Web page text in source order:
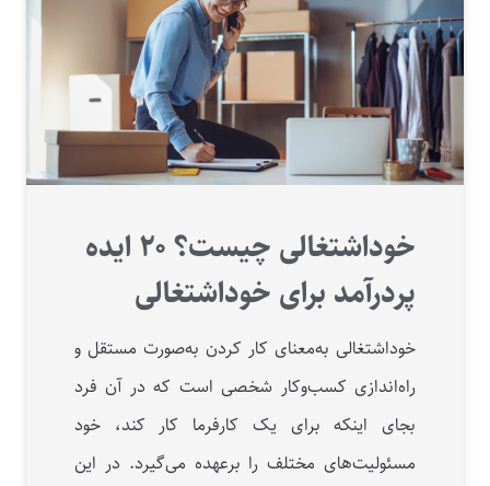
خوداشتغالی چیست؟ ۲۰ ایده
پردرآمد برای خوداشتغالی
خوداشتغالی به‌معنای کار کردن به‌صورت مستقل و
راه‌اندازی کسب‌وکار شخصی است که در آن فرد
بجای اینکه برای یک کارفرما کار کند، خود
مسئولیت‌های مختلف را برعهده می‌گیرد. در این